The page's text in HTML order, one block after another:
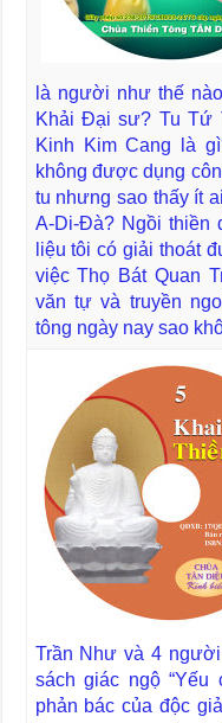
là người như thế
Khải Đại sư? Tu Tứ
Kinh Kim Cang là
không được dụng
tu nhưng sao thấy ít
A-Di-Đà? Ngồi thiền
liệu tôi có giải thoát
việc Thọ Bát Quan
văn tự và truyền
tông ngày nay sao
Trần Như và 4
sách giác ngộ
phản bác của độc